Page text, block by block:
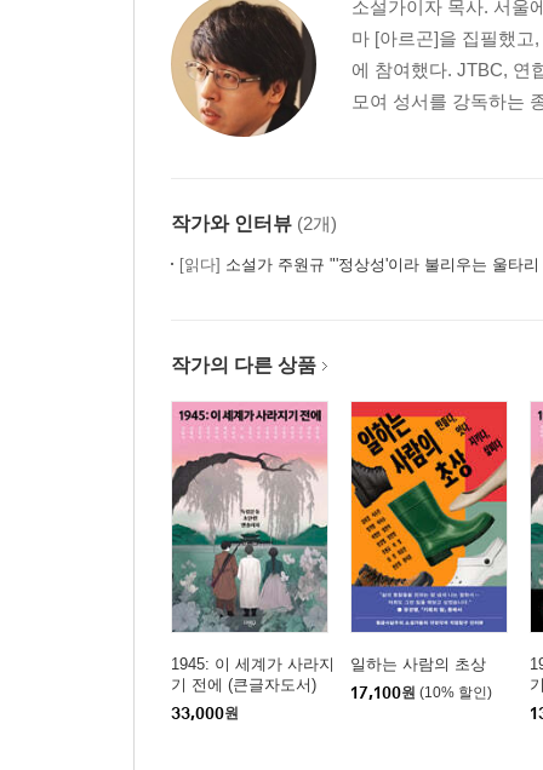
소설가이자 목사. 서울
마 [아르곤]을 집필했고
에 참여했다. JTBC, 연
모여 성서를 강독하는
작가와 인터뷰 (2개)
[읽다] 소설가 주원규 "'정상성'이라 불리우는 울타
작가의 다른 상품
1945: 이 세계가 사라지
기 전에 (큰글자도서)
33,000원
일하는 사람의 초상
17,100원 (10% 할인)